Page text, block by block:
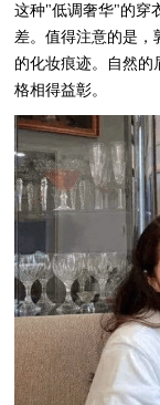
这种"低调奢华"的穿
差。值得注意的是，
的化妆痕迹。自然的
格相得益彰。